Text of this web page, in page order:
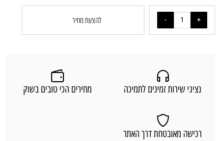
להצעת מחיר
נציגי שירות זמינים לתמיכה מחירים הכי טובים בשוק
רכישה מאובטחת דרך האתר